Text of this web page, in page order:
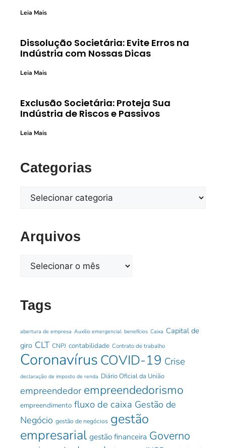
Leia Mais
Dissolução Societária: Evite Erros na
Indústria com Nossas Dicas
Leia Mais
Exclusão Societária: Proteja Sua
Indústria de Riscos e Passivos
Leia Mais
Categorias
Arquivos
Tags
abertura de empresa Auxílio emergencial benefícios Caixa Capital de
giro CLT CNPJ contabilidade Contrato de trabalho
Coronavírus COVID-19 Crise
declaração de imposto de renda Diário Oficial da União
empreendedor empreendedorismo
empreendimento fluxo de caixa Gestão de
Negócio gestão de negócios gestão
empresarial gestão financeira Governo